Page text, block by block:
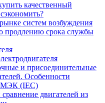
качественный
систем возбуждения
продлению срока службы
и присоединительные
Особенности
МЭК (IEC)
двигателей из